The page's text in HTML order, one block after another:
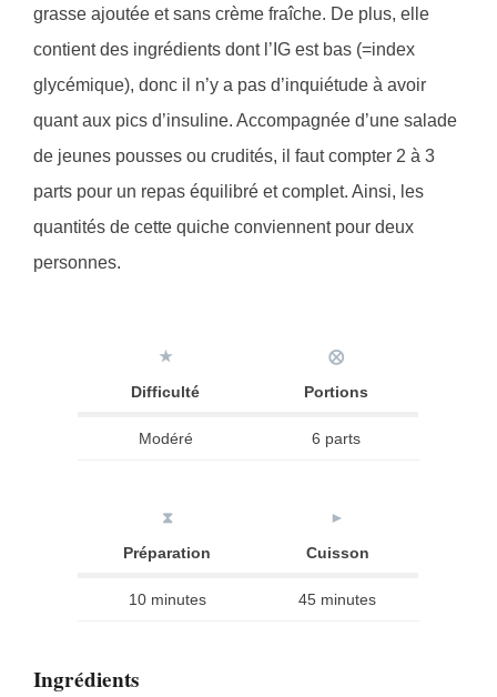
grasse ajoutée et sans crème fraîche. De plus, elle
contient des ingrédients dont l’IG est bas (=index
glycémique), donc il n’y a pas d’inquiétude à avoir
quant aux pics d’insuline. Accompagnée d’une salade
de jeunes pousses ou crudités, il faut compter 2 à 3
parts pour un repas équilibré et complet. Ainsi, les
quantités de cette quiche conviennent pour deux
personnes.
★
Difficulté
⨂
Portions
Modéré 6 parts
⧗
Préparation
►
Cuisson
10 minutes 45 minutes
Ingrédients